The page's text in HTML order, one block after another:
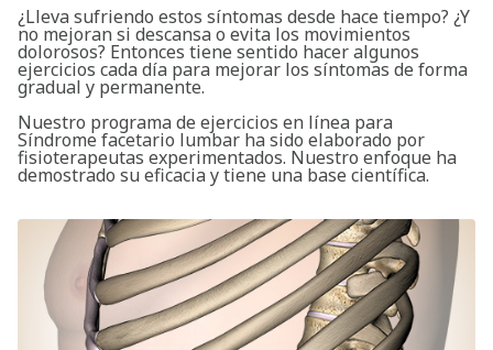
¿Lleva sufriendo estos síntomas desde hace tiempo? ¿Y
no mejoran si descansa o evita los movimientos
dolorosos? Entonces tiene sentido hacer algunos
ejercicios cada día para mejorar los síntomas de forma
gradual y permanente.
Nuestro programa de ejercicios en línea para
Síndrome facetario lumbar ha sido elaborado por
fisioterapeutas experimentados. Nuestro enfoque ha
demostrado su eficacia y tiene una base científica.